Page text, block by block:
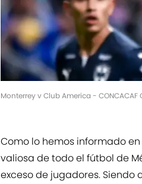
Monterrey v Club America -
Como lo hemos informado
valiosa de todo el fútbol de
exceso de jugadores.